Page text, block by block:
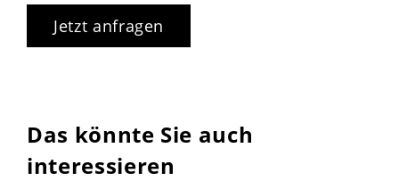
Jetzt anfragen
Das könnte Sie auch
interessieren